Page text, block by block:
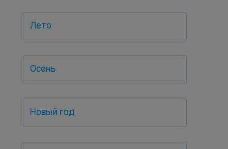
Лето
Осень
Новый год